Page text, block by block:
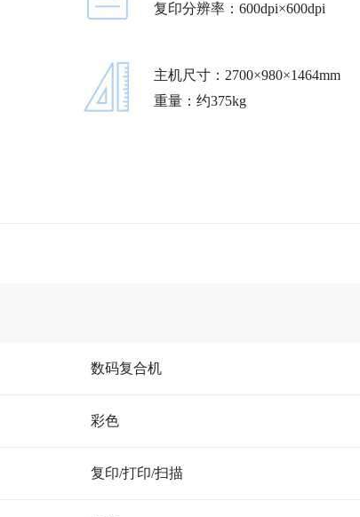
复印分辨率：600dpi×600dpi
主机尺寸：2700×980×1464mm
重量：约375kg
数码复合机
彩色
复印/打印/扫描